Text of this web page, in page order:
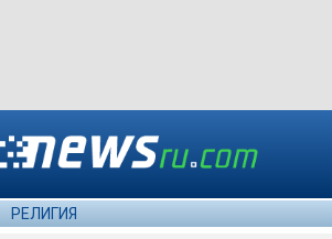
РЕЛИГИЯ